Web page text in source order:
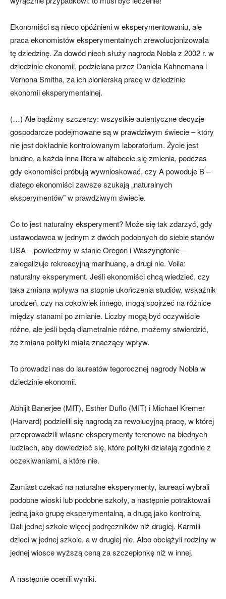
Ekonomiści są nieco opóźnieni w eksperymentowaniu, ale
praca ekonomistów eksperymentalnych zrewolucjonizowała
tę dziedzinę. Za dowód niech służy nagroda Nobla z 2002 r. w
dziedzinie ekonomii, podzielana przez Daniela Kahnemana i
Vernona Smitha, za ich pionierską pracę w dziedzinie
ekonomii eksperymentalnej.
(…) Ale bądźmy szczerzy: wszystkie autentyczne decyzje
gospodarcze podejmowane są w prawdziwym świecie – który
nie jest dokładnie kontrolowanym laboratorium. Życie jest
brudne, a każda inna litera w alfabecie się zmienia, podczas
gdy ekonomiści próbują wywnioskować, czy A powoduje B –
dlatego ekonomiści zawsze szukają „naturalnych
eksperymentów” w prawdziwym świecie.
Co to jest naturalny eksperyment? Może się tak zdarzyć, gdy
ustawodawca w jednym z dwóch podobnych do siebie stanów
USA – powiedzmy w stanie Oregon i Waszyngtonie –
zalegalizuje rekreacyjną marihuanę, a drugi nie. Voila:
naturalny eksperyment. Jeśli ekonomiści chcą wiedzieć, czy
taka zmiana wpływa na stopnie ukończenia studiów, wskaźnik
urodzeń, czy na cokolwiek innego, mogą spojrzeć na różnice
między stanami po zmianie. Liczby mogą być oczywiście
różne, ale jeśli będą diametralnie różne, możemy stwierdzić,
że zmiana polityki miała znaczący wpływ.
To prowadzi nas do laureatów tegorocznej nagrody Nobla w
dziedzinie ekonomii.
Abhijit Banerjee (MIT), Esther Duflo (MIT) i Michael Kremer
(Harvard) podzielili się nagrodą za rewolucyjną pracę, w której
przeprowadzili własne eksperymenty terenowe na biednych
ludziach, aby dowiedzieć się, które polityki działają zgodnie z
oczekiwaniami, a które nie.
Zamiast czekać na naturalne eksperymenty, laureaci wybrali
podobne wioski lub podobne szkoły, a następnie potraktowali
jedną jako grupę eksperymentalną, a drugą jako kontrolną.
Dali jednej szkole więcej podręczników niż drugiej. Karmili
dzieci w jednej szkole, a w drugiej nie. Albo obciążyli rodziny w
jednej wiosce wyższą ceną za szczepionkę niż w innej.
A następnie ocenili wyniki.